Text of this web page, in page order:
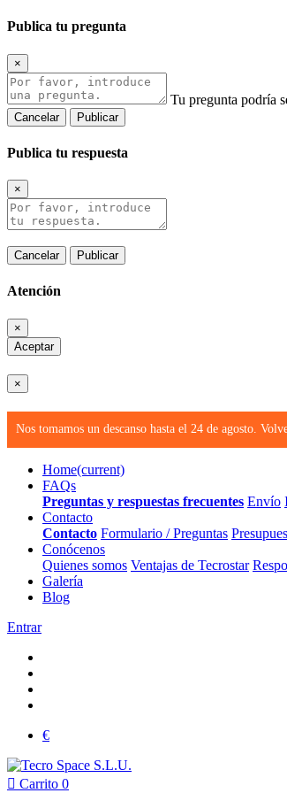
Publica tu pregunta
×
Tu pregunta podría
Cancelar Publicar
Publica tu respuesta
×
Cancelar Publicar
Atención
×
Aceptar
×
Nos tomamos un descanso hasta el 24 de agosto.
Home(current)
FAQs
Preguntas y respuestas frecuentes Envío
Contacto
Contacto Formulario / Preguntas
Conócenos
Quienes somos Ventajas de Tecrostar
Galería
Blog
Entrar
€
 Carrito 0